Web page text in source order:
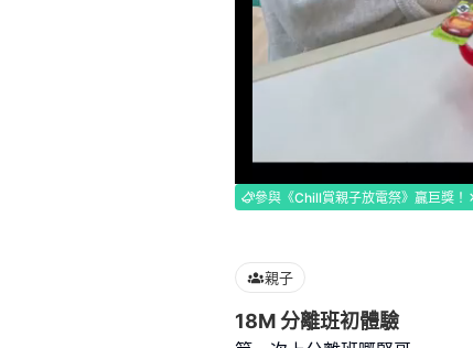
參與《Chill賞親子放電祭》贏巨獎！
親子
18M 分離班初體驗